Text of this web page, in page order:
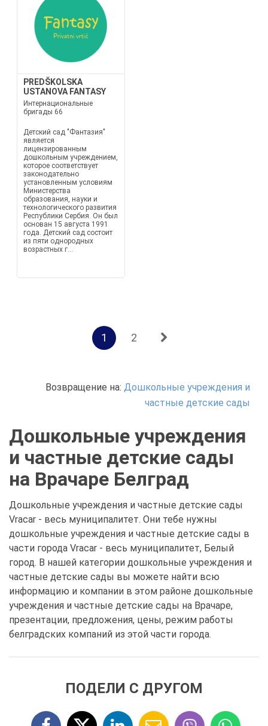
PREDŠKOLSKA
USTANOVA FANTASY
Интернациональные
бригады 66
Детский сад "Фантазия"
является
лицензированным
дошкольным учреждением,
которое соответствует
законодательно
установленным условиям
Министерства
образования, науки и
технологического развития
Республики Сербия. Он был
основан 15 августа 1991
года. Детский сад состоит
из пяти однородных
возрастных г...
1 2
Возвращение на: Дошкольные учреждения и
частные детские сады
Дошкольные учреждения
и частные детские сады
на Врачаре Белград
Дошкольные учреждения и частные детские сады
Vracar - весь муниципалитет. Они тебе нужны
дошкольные учреждения и частные детские сады в
части города Vracar - весь муниципалитет, Белый
город. В нашей категории дошкольные учреждения и
частные детские сады вы можете найти всю
информацию и компании в этом районе дошкольные
учреждения и частные детские сады на Врачаре,
презентации, предложения, цены, режим работы
белградских компаний из этой части города.
ПОДЕЛИ С ДРУГОМ